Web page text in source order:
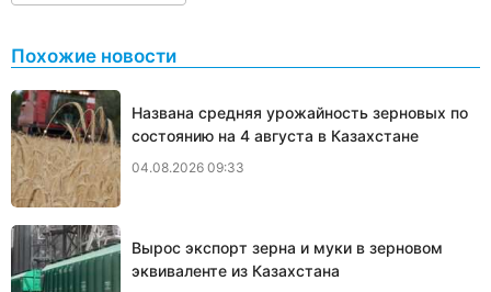
Похожие новости
Названа средняя урожайность зерновых по
состоянию на 4 августа в Казахстане
04.08.2026 09:33
Вырос экспорт зерна и муки в зерновом
эквиваленте из Казахстана